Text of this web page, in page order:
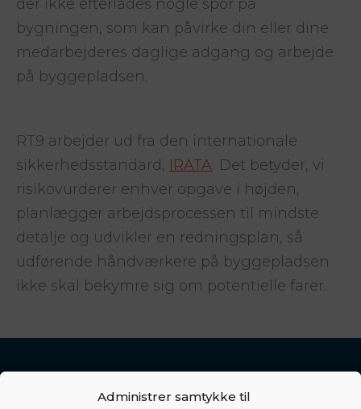
Administrer samtykke til
der ikke efterlades nogle spor på
bygningen, som kan påvirke din eller dine
medarbejderes daglige adgang og arbejde
på byggepladsen.
RT9 arbejder ud fra den internationale
sikkerhedsstandard, IRATA. Det betyder, vi
risikovurderer enhver opgave i højden,
planlægger arbejdsprocessen til mindste
detalje og udvikler en redningsplan, så
udførende håndværkere på byggepladsen
ikke skal bekymre sig om potentielle farer.